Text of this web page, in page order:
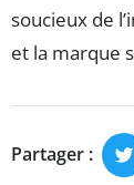
soucieux de
et la marque
Partager :